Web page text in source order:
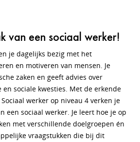
van een sociaal werker!
je dagelijks bezig met het
en motiveren van mensen. Je
zaken en geeft advies over
sociale kwesties. Met de erkende
werker op niveau 4 verken je
een sociaal werker. Je leert hoe je op
met verschillende doelgroepen én
vraagstukken die bij dit